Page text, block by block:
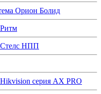
Орион Болид
Стелс НПП
серия AX PRO